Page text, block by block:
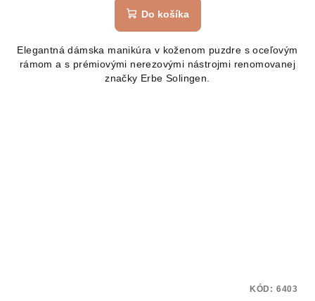
Do košíka
Elegantná dámska manikúra v koženom puzdre s oceľovým
rámom a s prémiovými nerezovými nástrojmi renomovanej
značky Erbe Solingen.
KÓD: 6403